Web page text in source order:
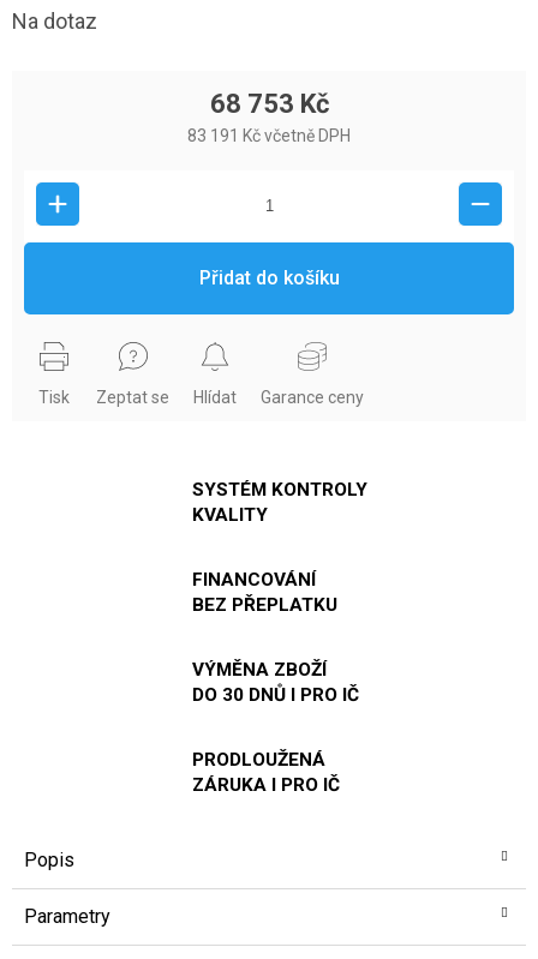
Na dotaz
68 753 Kč
83 191 Kč včetně DPH
Přidat do košíku
Tisk Zeptat se Hlídat Garance ceny
SYSTÉM KONTROLY
KVALITY
FINANCOVÁNÍ
BEZ PŘEPLATKU
VÝMĚNA ZBOŽÍ
DO 30 DNŮ I PRO IČ
PRODLOUŽENÁ
ZÁRUKA I PRO IČ
Popis
Parametry